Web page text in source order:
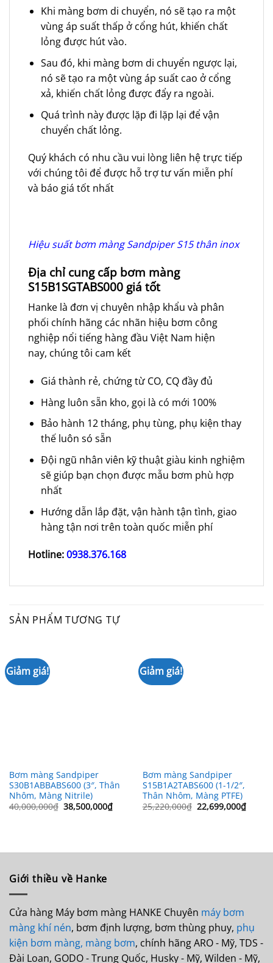
Khi màng bơm di chuyển, nó sẽ tạo ra một
vùng áp suất thấp ở cổng hút, khiến chất
lỏng được hút vào.
Sau đó, khi màng bơm di chuyển ngược lại,
nó sẽ tạo ra một vùng áp suất cao ở cổng
xả, khiến chất lỏng được đẩy ra ngoài.
Quá trình này được lặp đi lặp lại để vận
chuyển chất lỏng.
Quý khách có nhu cầu vui lòng liên hệ trực tiếp
với chúng tôi để được hỗ trợ tư vấn miễn phí
và báo giá tốt nhất
Hiệu suất bơm màng Sandpiper S15 thân inox
Địa chỉ cung cấp bơm màng
S15B1SGTABS000 giá tốt
Hanke là đơn vị chuyên nhập khẩu và phân
phối chính hãng các nhãn hiệu bơm công
nghiệp nổi tiếng hàng đầu Việt Nam hiện
nay, chúng tôi cam kết
Giá thành rẻ, chứng từ CO, CQ đầy đủ
Hàng luôn sẵn kho, gọi là có mới 100%
Bảo hành 12 tháng, phụ tùng, phụ kiện thay
thế luôn só sẵn
Đội ngũ nhân viên kỹ thuật giàu kinh nghiệm
sẽ giúp bạn chọn được mẫu bơm phù hợp
nhất
Hướng dẫn lắp đặt, vận hành tận tình, giao
hàng tận nơi trên toàn quốc miễn phí
Hotline:0938.376.168
SẢN PHẨM TƯƠNG TỰ
Giảm giá!
Bơm màng Sandpiper
S30B1ABBABS600 (3″, Thân
Nhôm, Màng Nitrile)
40,000,000₫ Giá
gốc
38,500,000₫Giá
hiện
Giảm giá!
Bơm màng Sandpiper
S15B1A2TABS600 (1-1/2″,
Thân Nhôm, Màng PTFE)
25,220,000₫ Giá
gốc
22,699,000₫Giá
hiện
Giới thiều về Hanke
Cửa hàng Máy bơm màng HANKE Chuyên máy bơm
màng khí nén, bơm định lượng, bơm thùng phuy, phụ
kiện bơm màng, màng bơm, chính hãng ARO - Mỹ, TDS -
Đài Loan, GODO - Trung Quốc, Husky - Mỹ, Wilden - Mỹ,